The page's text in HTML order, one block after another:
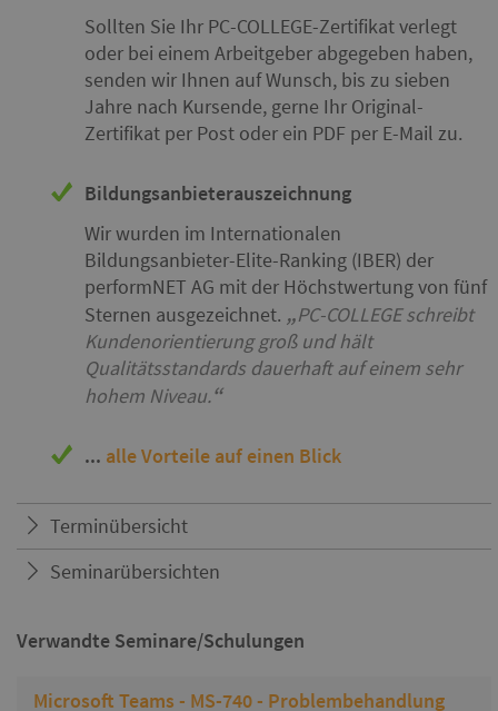
Sollten Sie Ihr PC-COLLEGE-Zertifikat verlegt
oder bei einem Arbeitgeber abgegeben haben,
senden wir Ihnen auf Wunsch, bis zu sieben
Jahre nach Kursende, gerne Ihr Original-
Zertifikat per Post oder ein PDF per E-Mail zu.
Bildungsanbieterauszeichnung
Wir wurden im Internationalen
Bildungsanbieter-Elite-Ranking (IBER) der
performNET AG mit der Höchstwertung von fünf
Sternen ausgezeichnet.
PC-COLLEGE schreibt
Kundenorientierung groß und hält
Qualitätsstandards dauerhaft auf einem sehr
hohem Niveau.
... alle Vorteile auf einen Blick
Terminübersicht
Seminarübersichten
Verwandte Seminare/Schulungen
Microsoft Teams - MS-740 - Problembehandlung